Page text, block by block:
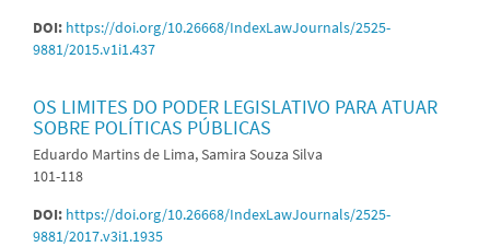
DOI: https://doi.org/10.26668/IndexLawJournals/2525-
9881/2015.v1i1.437
OS LIMITES DO PODER LEGISLATIVO PARA ATUAR
SOBRE POLÍTICAS PÚBLICAS
Eduardo Martins de Lima, Samira Souza Silva
101-118
DOI: https://doi.org/10.26668/IndexLawJournals/2525-
9881/2017.v3i1.1935